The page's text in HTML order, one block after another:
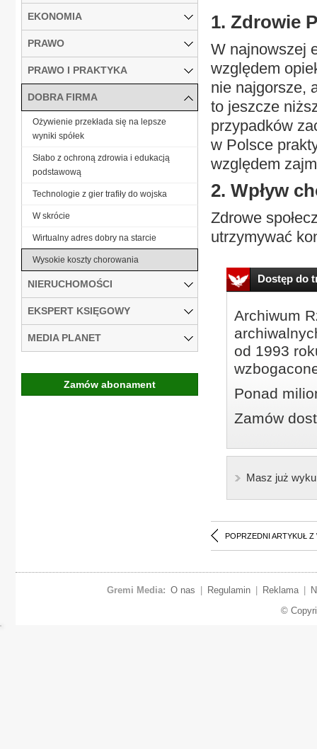
1. Zdrowie
W najnowszej
względem
nie najgorsze,
to jeszcze
przypadków
w Polsce
względem
2. Wpływ
Zdrowe
utrzymywać
Dostęp do
Archiwum
od 1993
Ponad
Zamów
Masz już
POPRZEDNI ARTYKUŁ Z
EKONOMIA
PRAWO
PRAWO I PRAKTYKA
DOBRA FIRMA
Ożywienie przekłada się na lepsze
wyniki spółek
Słabo z ochroną zdrowia i edukacją
podstawową
Technologie z gier trafiły do wojska
W skrócie
Wirtualny adres dobry na starcie
Wysokie koszty chorowania
NIERUCHOMOŚCI
EKSPERT KSIĘGOWY
MEDIA PLANET
Zamów abonament
Gremi Media: O nas Regulamin Reklama
©